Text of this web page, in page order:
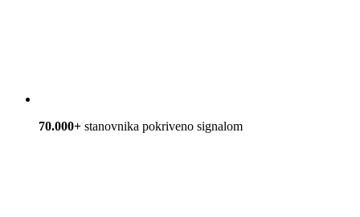
70.000+ stanovnika pokriveno signalom